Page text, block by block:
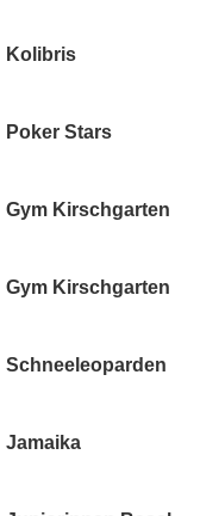
Kolibris
Poker Stars
Gym Kirschgarten
Gym Kirschgarten
Schneeleoparden
Jamaika